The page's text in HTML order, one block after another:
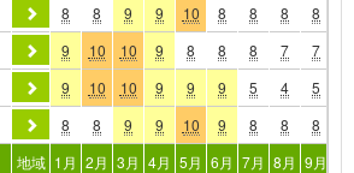
8 8 9 9 10 8 8 8 8
9 10 10 9 8 8 8 7 7
9 10 10 9 9 9 5 4 5
8 8 9 9 10 9 8 8 8
地域 1月 2月 3月 4月 5月 6月 7月 8月 9月